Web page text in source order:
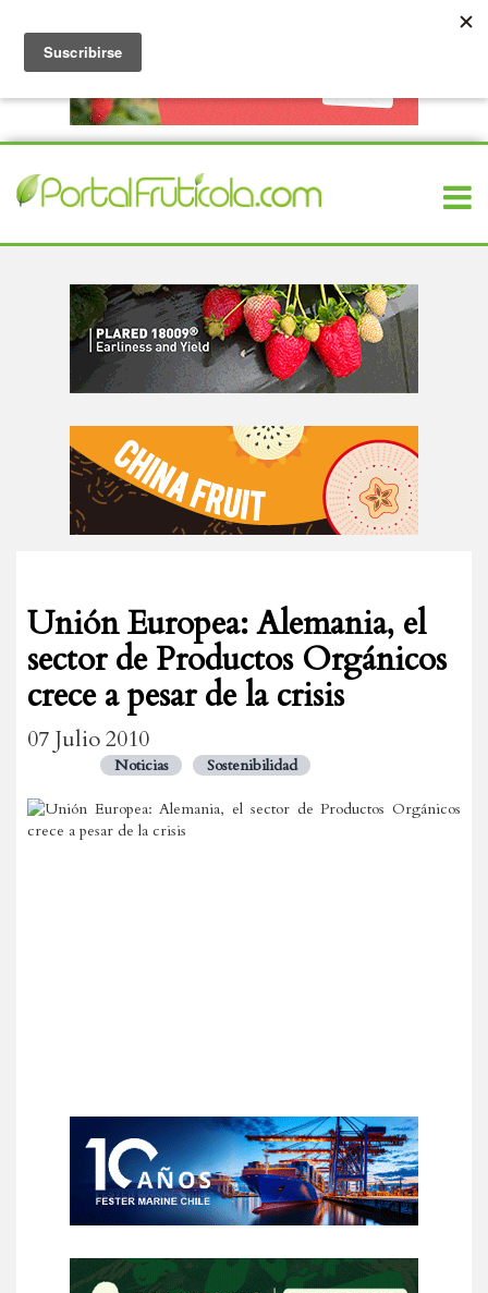
Unión Europea: Alemania, el
sector de Productos Orgánicos
crece a pesar de la crisis
07 Julio 2010
Noticias Sostenibilidad